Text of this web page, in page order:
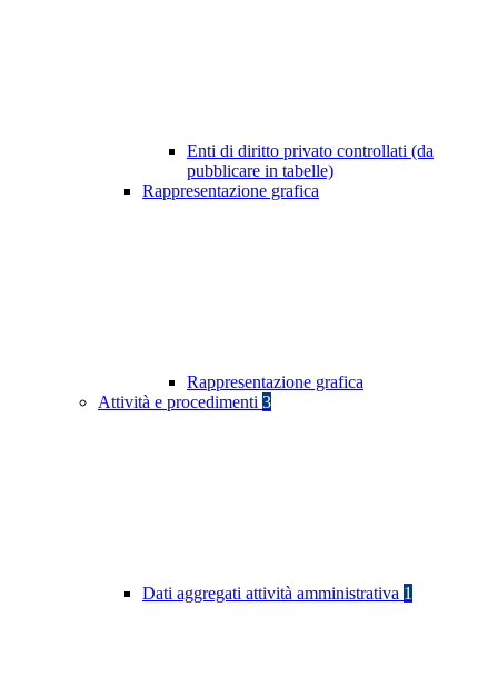
Enti di diritto privato controllati (da
pubblicare in tabelle)
Rappresentazione grafica
Rappresentazione grafica
Attività e procedimenti 3
Dati aggregati attività amministrativa 1